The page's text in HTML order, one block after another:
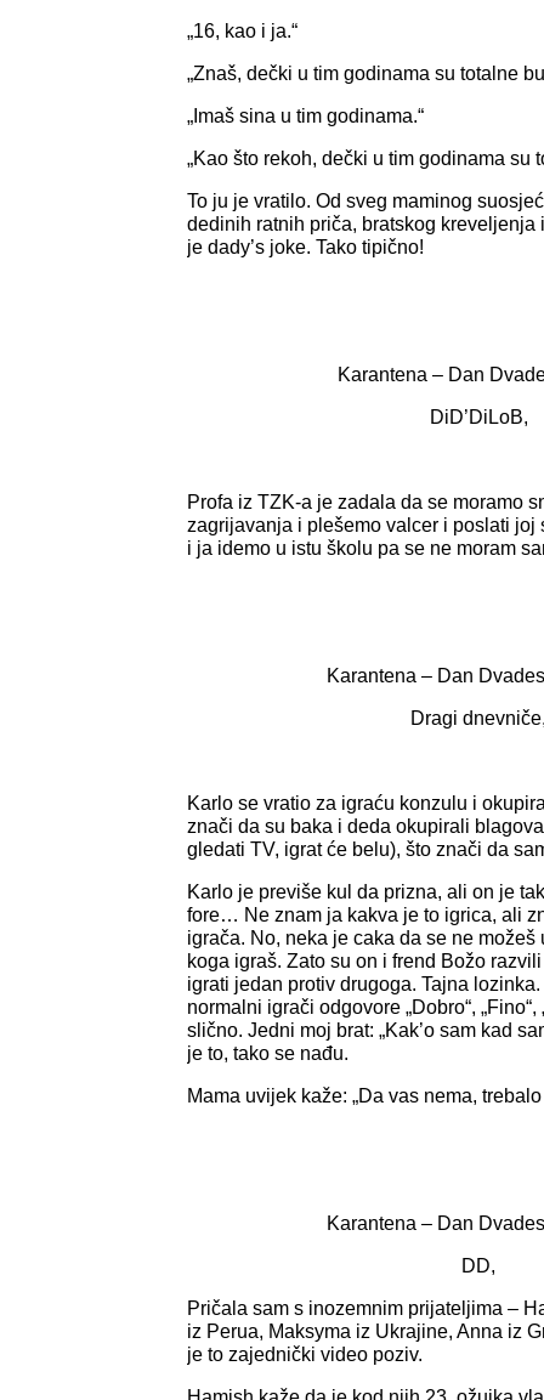
„16, kao i ja.“
„Znaš, dečki u tim godinama su totalne
„Imaš sina u tim godinama.“
„Kao što rekoh, dečki u tim godinama su
To ju je vratilo. Od sveg maminog
dedinih ratnih priča, bratskog
je dady’s joke. Tako tipično!
Karantena – Dan
DiD’DiLoB,
Profa iz TZK-a je zadala da se moramo
zagrijavanja i plešemo valcer i poslati joj
i ja idemo u istu školu pa se ne moram
Karantena – Dan
Dragi
Karlo se vratio za igraću konzulu i
znači da su baka i deda okupirali
gledati TV, igrat će belu), što znači da
Karlo je previše kul da prizna, ali on je
fore… Ne znam ja kakva je to igrica, ali
igrača. No, neka je caka da se ne
koga igraš. Zato su on i frend Božo
igrati jedan protiv drugoga. Tajna
normalni igrači odgovore „Dobro“,
slično. Jedni moj brat: „Kak’o sam kad
je to, tako se nađu.
Mama uvijek kaže: „Da vas nema,
Karantena – Dan
DD,
Pričala sam s inozemnim prijateljima –
iz Perua, Maksyma iz Ukrajine, Anna iz
je to zajednički video poziv.